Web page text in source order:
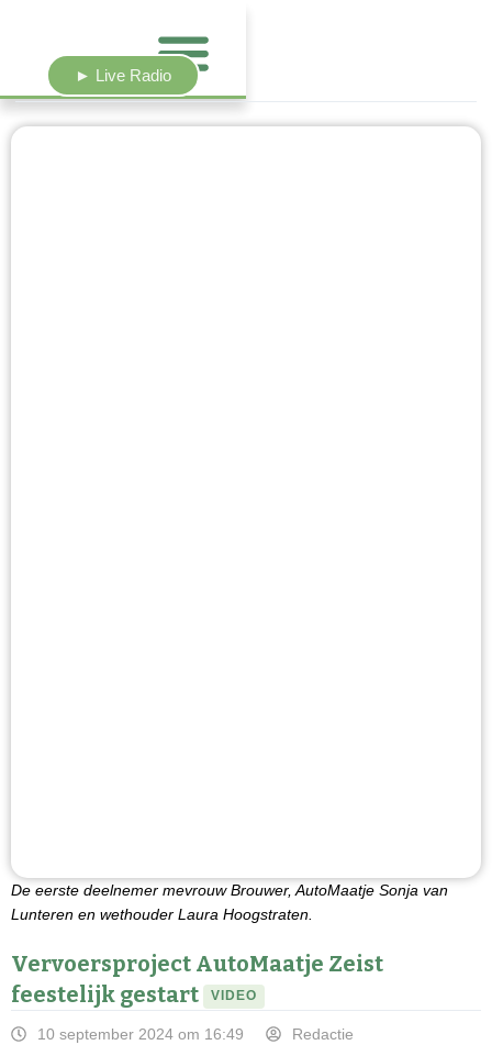
► Live Radio
De eerste deelnemer mevrouw Brouwer, AutoMaatje Sonja van
Lunteren en wethouder Laura Hoogstraten.
Vervoersproject AutoMaatje Zeist
feestelijk gestart
VIDEO
10 september 2024 om 16:49 Redactie